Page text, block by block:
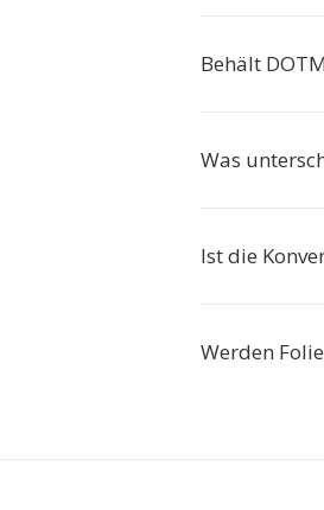
Behält
Was
Ist die
Werden